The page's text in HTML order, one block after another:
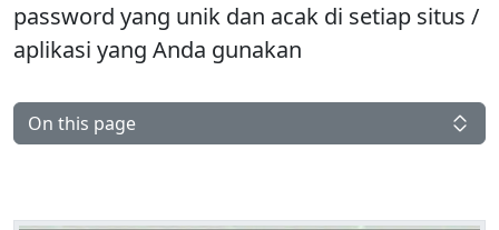
password yang unik dan acak di setiap situs /
aplikasi yang Anda gunakan
On this page